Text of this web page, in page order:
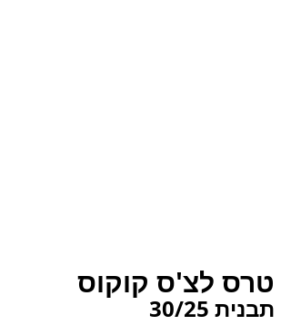
טרס לצ'ס קוקוס
תבנית 30/25